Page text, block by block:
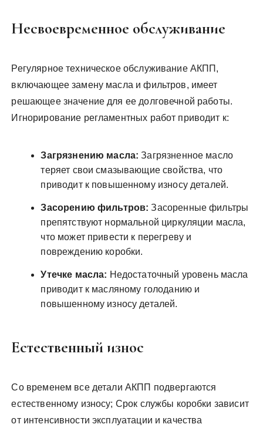
Несвоевременное обслуживание
Регулярное техническое обслуживание АКПП,
включающее замену масла и фильтров, имеет
решающее значение для ее долговечной работы.
Игнорирование регламентных работ приводит к:
Загрязнению масла: Загрязненное масло
теряет свои смазывающие свойства, что
приводит к повышенному износу деталей.
Засорению фильтров: Засоренные фильтры
препятствуют нормальной циркуляции масла,
что может привести к перегреву и
повреждению коробки.
Утечке масла: Недостаточный уровень масла
приводит к масляному голоданию и
повышенному износу деталей.
Естественный износ
Со временем все детали АКПП подвергаются
естественному износу; Срок службы коробки зависит
от интенсивности эксплуатации и качества